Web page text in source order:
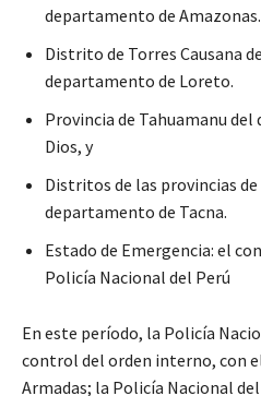
departamento de Amazonas.
Distrito de Torres Causana
departamento de Loreto.
Provincia de Tahuamanu
Dios, y
Distritos de las provincias
departamento de Tacna.
Estado de Emergencia: el
Policía Nacional del Perú
En este período, la Policía
control del orden interno, con
Armadas; la Policía Nacional